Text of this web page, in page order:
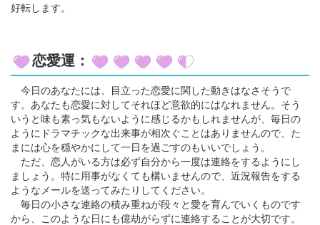
好転します。
恋愛運：
今日のあなたには、目立った恋愛に関した動きはなさそうで
す。あなたも恋愛に対してそれほど意欲的にはなれません。そう
いうと味も素っ気もないように感じるかもしれませんが、毎日の
ようにドラマチックな出来事が相次ぐことはありませんので、た
まには心を穏やかにして一日を過ごすのもいいでしょう。
ただ、恋人がいる方は必ず自分から一度は連絡をするようにし
ましょう。特に用事がなくても構いませんので、近況報告をする
ようなメールを送ってみたりしてください。
毎日の小さな連絡の積み重ねが段々と愛を育んでいくものです
から、このような日にも億劫がらずに連絡することが大切です。